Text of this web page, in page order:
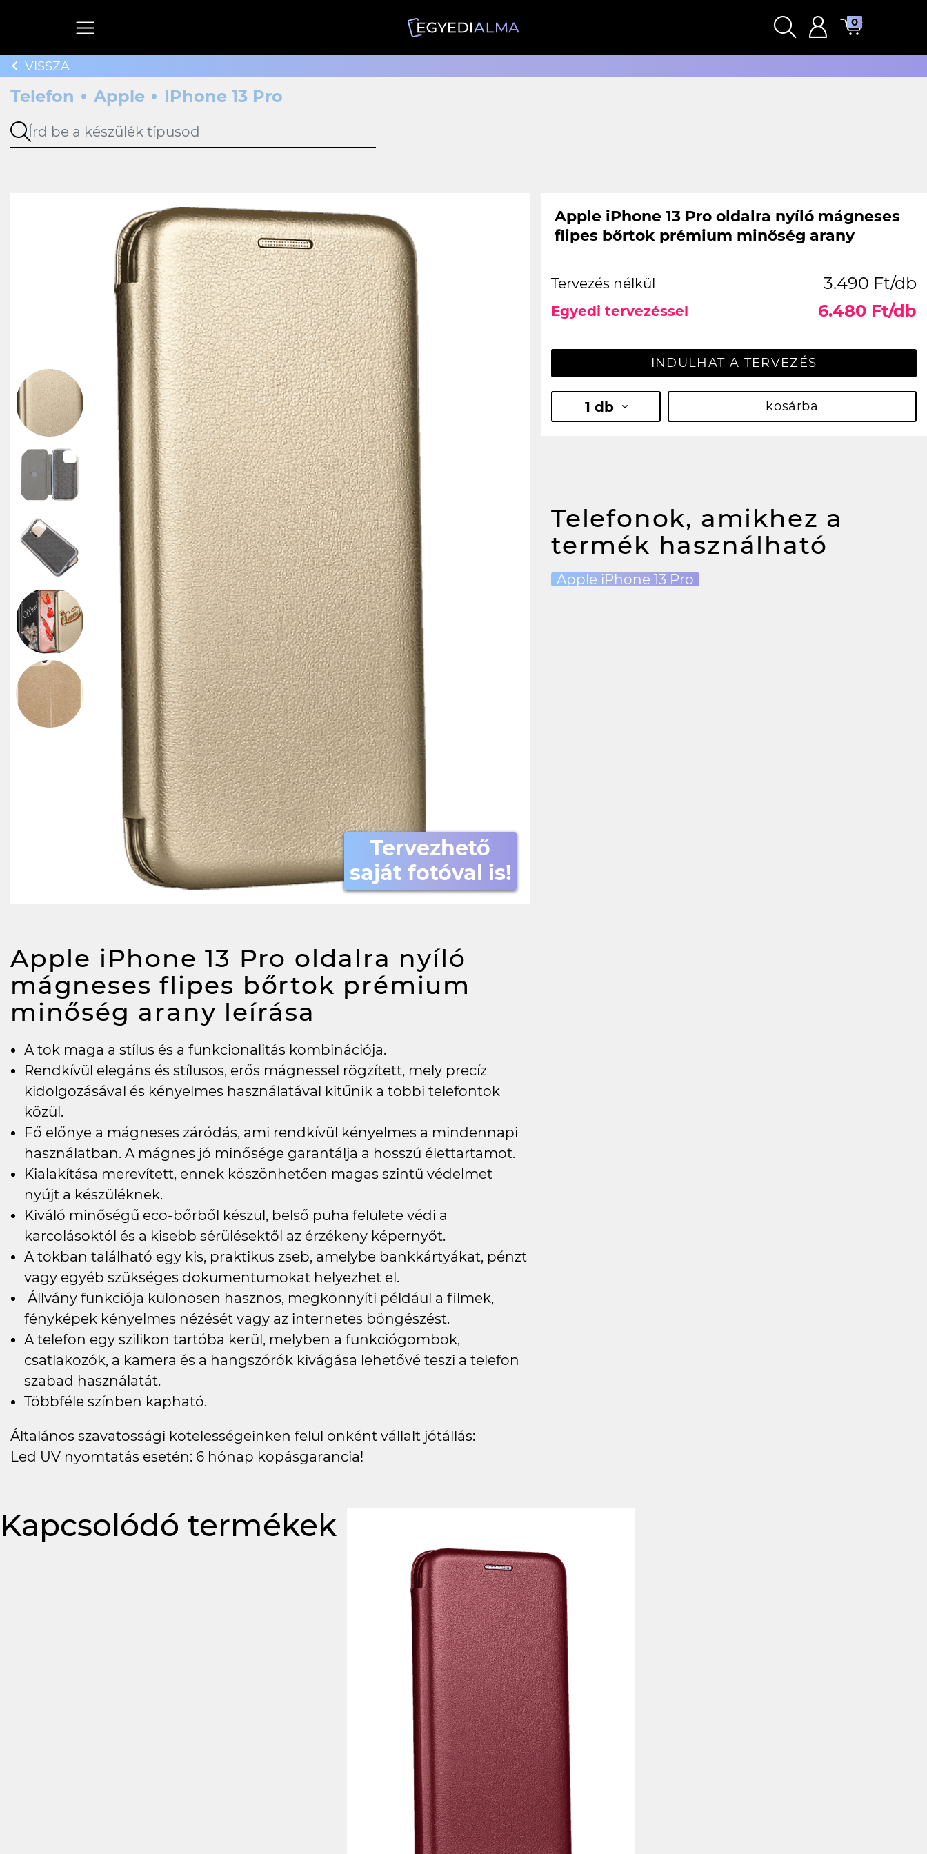
0
VISSZA
Telefon Apple IPhone 13 Pro
Tervezhető
saját fotóval is!
Apple iPhone 13 Pro oldalra nyíló
mágneses flipes bőrtok prémium
minőség arany leírása
A tok maga a stílus és a funkcionalitás kombinációja.
Rendkívül elegáns és stílusos, erős mágnessel rögzített, mely precíz
kidolgozásával és kényelmes használatával kitűnik a többi telefontok
közül.
Fő előnye a mágneses záródás, ami rendkívül kényelmes a mindennapi
használatban. A mágnes jó minősége garantálja a hosszú élettartamot.
Kialakítása merevített, ennek köszönhetően magas szintű védelmet
nyújt a készüléknek.
Kiváló minőségű eco-bőrből készül, belső puha felülete védi a
karcolásoktól és a kisebb sérülésektől az érzékeny képernyőt.
A tokban található egy kis, praktikus zseb, amelybe bankkártyákat, pénzt
vagy egyéb szükséges dokumentumokat helyezhet el.
Állvány funkciója különösen hasznos, megkönnyíti például a filmek,
fényképek kényelmes nézését vagy az internetes böngészést.
A telefon egy szilikon tartóba kerül, melyben a funkciógombok,
csatlakozók, a kamera és a hangszórók kivágása lehetővé teszi a telefon
szabad használatát.
Többféle színben kapható.
Általános szavatossági kötelességeinken felül önként vállalt jótállás:
Led UV nyomtatás esetén: 6 hónap kopásgarancia!
Apple iPhone 13 Pro oldalra nyíló mágneses
flipes bőrtok prémium minőség arany
Tervezés nélkül 3.490 Ft/db
Egyedi tervezéssel 6.480 Ft/db
INDULHAT A TERVEZÉS
1 db kosárba
Telefonok, amikhez a
termék használható
Apple iPhone 13 Pro
Kapcsolódó termékek